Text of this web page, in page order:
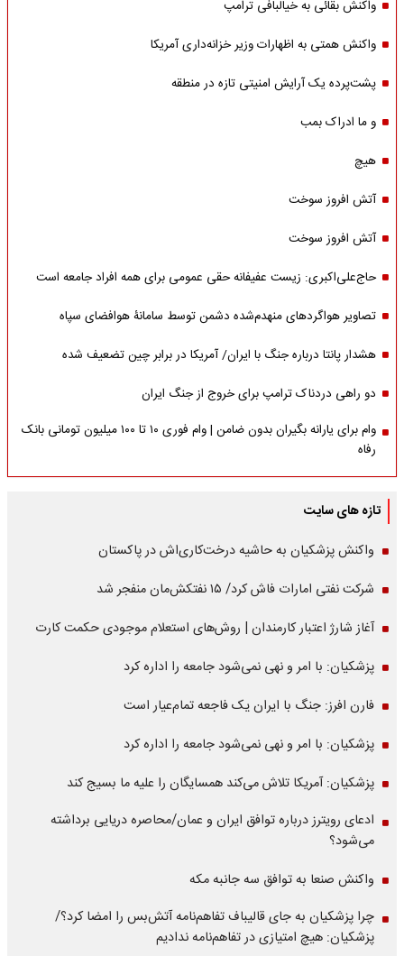
واکنش بقائی به خیالبافی ترامپ
واکنش همتی به اظهارات وزیر خزانه‌داری آمریکا
پشت‌پرده یک آرایش امنیتی تازه در منطقه
و ما ادراک بمب
هیچ
آتش افروز سوخت
آتش افروز سوخت
حاج‌علی‌اکبری: زیست عفیفانه حقی عمومی برای همه افراد جامعه است
تصاویر هواگردهای منهدم‌شده دشمن توسط سامانۀ هوافضای سپاه
هشدار پانتا درباره جنگ با ایران/ آمریکا در برابر چین تضعیف شده
دو راهی دردناک ترامپ برای خروج از جنگ ایران
وام برای یارانه بگیران بدون ضامن | وام فوری ۱۰ تا ۱۰۰ میلیون تومانی بانک
رفاه
تازه های سایت
واکنش پزشکیان به حاشیه درخت‌کاری‌اش در پاکستان
شرکت نفتی امارات فاش کرد/ ۱۵ نفتکش‌مان منفجر شد
آغاز شارژ اعتبار کارمندان | روش‌های استعلام موجودی حکمت کارت
پزشکیان: با امر و نهی نمی‌شود جامعه را اداره کرد
فارن افرز: جنگ با ایران یک فاجعه تمام‌عیار است
پزشکیان: با امر و نهی نمی‌شود جامعه را اداره کرد
پزشکیان: آمریکا تلاش می‌کند همسایگان را علیه ما بسیج کند
ادعای رویترز درباره توافق ایران و عمان/محاصره دریایی برداشته
می‌شود؟
واکنش صنعا به توافق سه جانبه مکه
چرا پزشکیان به جای قالیباف تفاهم‌نامه آتش‌بس را امضا کرد؟/
پزشکیان: هیچ امتیازی در تفاهم‌نامه ندادیم